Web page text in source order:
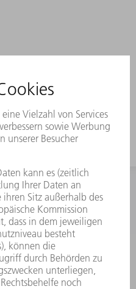
Fragen
Werkzeugmaschinen
33222